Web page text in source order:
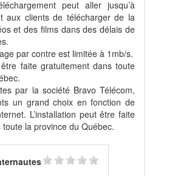
peut aller jusqu’à
aux clients de télécharger de la
et des films dans des délais de
par contre est limitée à 1mb/s.
être faite gratuitement dans toute
par la société Bravo Télécom,
un grand choix en fonction de
L’installation peut être faite
la province du Québec.